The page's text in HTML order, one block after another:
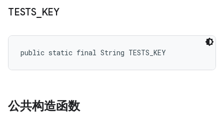
TESTS_ KEY
public static final String TESTS_KEY
公共构造函数